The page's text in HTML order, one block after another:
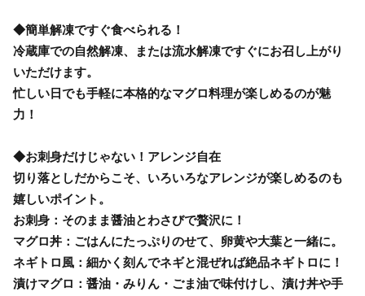
◆簡単解凍ですぐ食べられる！
冷蔵庫での自然解凍、または流水解凍ですぐにお召し上がり
いただけます。
忙しい日でも手軽に本格的なマグロ料理が楽しめるのが魅
力！
◆お刺身だけじゃない！アレンジ自在
切り落としだからこそ、いろいろなアレンジが楽しめるのも
嬉しいポイント。
お刺身：そのまま醤油とわさびで贅沢に！
マグロ丼：ごはんにたっぷりのせて、卵黄や大葉と一緒に。
ネギトロ風：細かく刻んでネギと混ぜれば絶品ネギトロに！
漬けマグロ：醤油・みりん・ごま油で味付けし、漬け丼や手